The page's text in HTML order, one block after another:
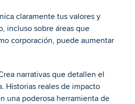
claramente tus valores y
incluso sobre áreas que
corporación, puede aumentar
narrativas que detallen el
Historias reales de impacto
una poderosa herramienta de